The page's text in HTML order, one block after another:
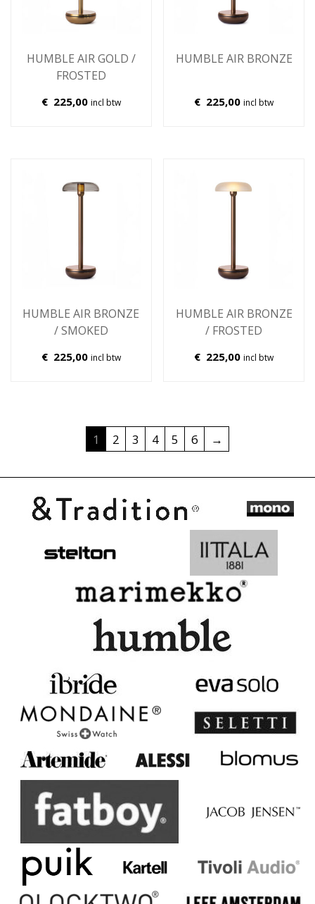
HUMBLE AIR GOLD /
FROSTED
€ 225,00 incl btw
HUMBLE AIR BRONZE
€ 225,00 incl btw
HUMBLE AIR BRONZE
/ SMOKED
€ 225,00 incl btw
HUMBLE AIR BRONZE
/ FROSTED
€ 225,00 incl btw
1 2 3 4 5 6 →